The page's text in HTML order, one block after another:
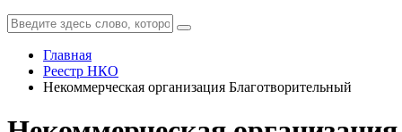
Главная
Реестр НКО
Некоммерческая организация Благотворительный